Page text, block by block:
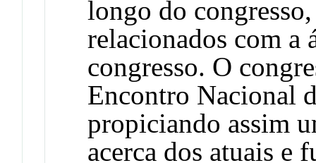
longo do
relacionados com a
congresso. O
Encontro Nacional
propiciando assim
acerca dos atuais e